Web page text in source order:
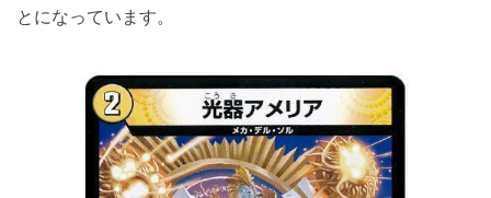
とになっています。